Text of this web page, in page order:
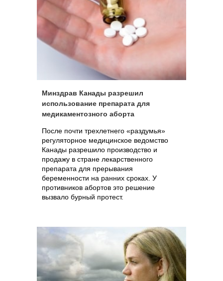
Минздрав Канады разрешил
использование препарата для
медикаментозного аборта
После почти трехлетнего «раздумья»
регуляторное медицинское ведомство
Канады разрешило производство и
продажу в стране лекарственного
препарата для прерывания
беременности на ранних сроках. У
противников абортов это решение
вызвало бурный протест.